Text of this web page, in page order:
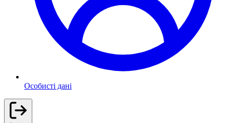
Особисті дані